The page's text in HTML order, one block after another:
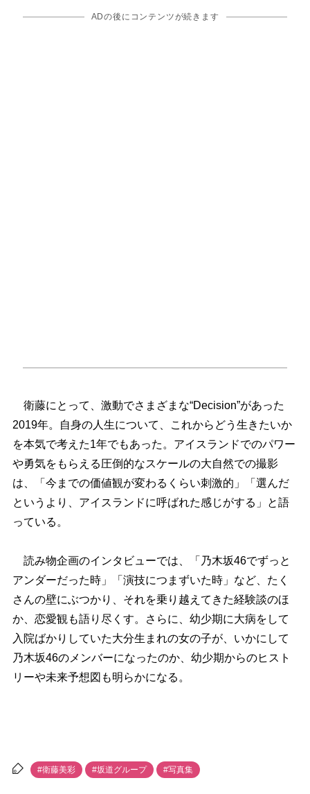
ADの後にコンテンツが続きます
衛藤にとって、激動でさまざまな“Decision”があった
2019年。自身の人生について、これからどう生きたいか
を本気で考えた1年でもあった。アイスランドでのパワー
勇気をもらえる圧倒的なスケールの大自然での撮影
は、「今までの価値観が変わるくらい刺激的」「選んだ
というより、アイスランドに呼ばれた感じがする」と語
っている。
読み物企画のインタビューでは、「乃木坂46でずっと
アンダーだった時」「演技につまずいた時」など、たく
さんの壁にぶつかり、それを乗り越えてきた経験談のほ
か、恋愛観も語り尽くす。さらに、幼少期に大病をして
入院ばかりしていた大分生まれの女の子が、いかにして
乃木坂46のメンバーになったのか、幼少期からのヒスト
リーや未来予想図も明らかになる。
#衛藤美彩 #坂道グループ #写真集